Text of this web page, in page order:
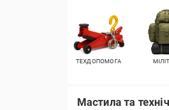
ТЕХДОПОМОГА
Мастила та